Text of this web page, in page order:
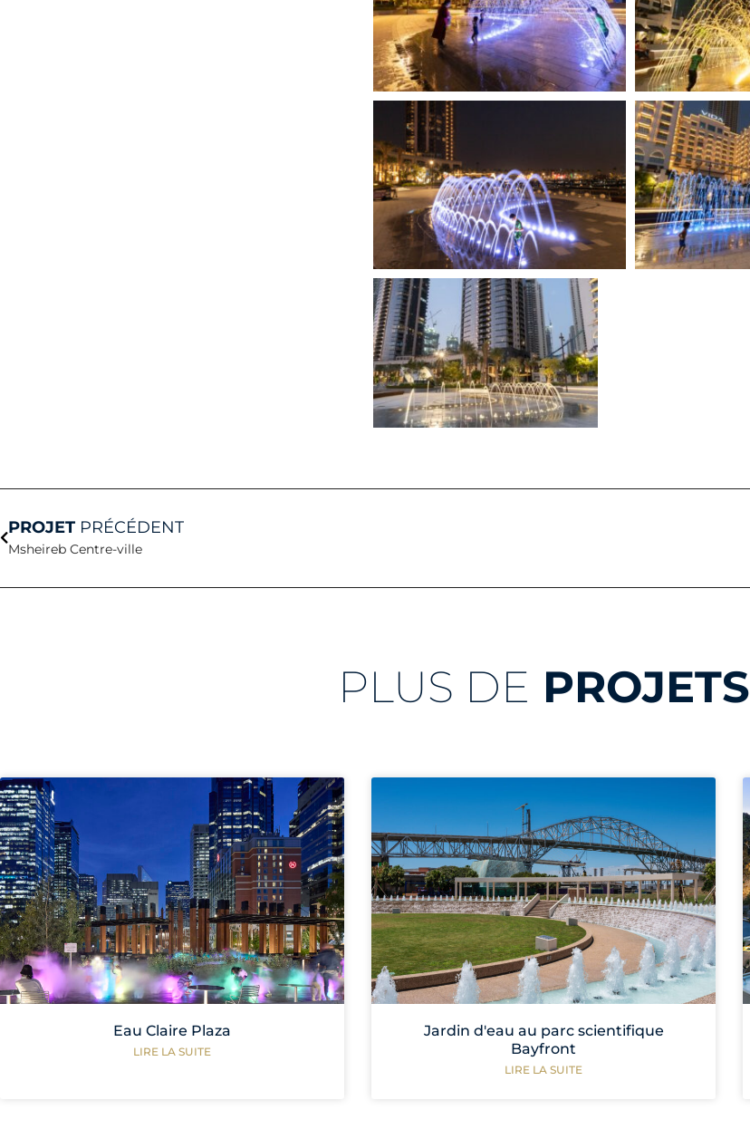
PROJET PRÉCÉDENT
Msheireb Centre-ville
PLUS DE PROJETS
Eau Claire Plaza
LIRE LA SUITE
Jardin d'eau au parc scientifique
Bayfront
LIRE LA SUITE